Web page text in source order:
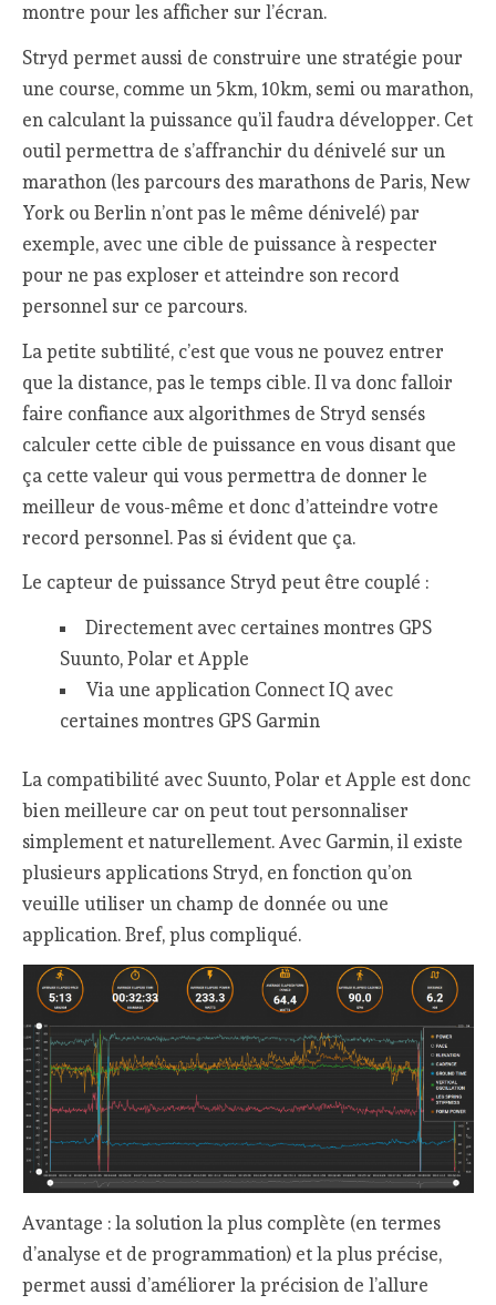
montre pour les afficher sur l’écran.
Stryd permet aussi de construire une stratégie pour
une course, comme un 5km, 10km, semi ou marathon,
en calculant la puissance qu’il faudra développer. Cet
outil permettra de s’affranchir du dénivelé sur un
marathon (les parcours des marathons de Paris, New
York ou Berlin n’ont pas le même dénivelé) par
exemple, avec une cible de puissance à respecter
pour ne pas exploser et atteindre son record
personnel sur ce parcours.
La petite subtilité, c’est que vous ne pouvez entrer
que la distance, pas le temps cible. Il va donc falloir
faire confiance aux algorithmes de Stryd sensés
calculer cette cible de puissance en vous disant que
ça cette valeur qui vous permettra de donner le
meilleur de vous-même et donc d’atteindre votre
record personnel. Pas si évident que ça.
Le capteur de puissance Stryd peut être couplé :
Directement avec certaines montres GPS
Suunto, Polar et Apple
Via une application Connect IQ avec
certaines montres GPS Garmin
La compatibilité avec Suunto, Polar et Apple est donc
bien meilleure car on peut tout personnaliser
simplement et naturellement. Avec Garmin, il existe
plusieurs applications Stryd, en fonction qu’on
veuille utiliser un champ de donnée ou une
application. Bref, plus compliqué.
Avantage : la solution la plus complète (en termes
d’analyse et de programmation) et la plus précise,
permet aussi d’améliorer la précision de l’allure